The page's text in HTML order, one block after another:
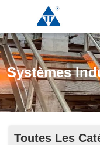
Systèmes
Toutes Les